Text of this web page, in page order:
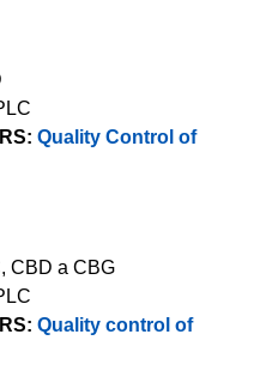
Quality Control of
CBD a CBG
Quality control of